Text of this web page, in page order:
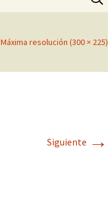
Máxima resolución (300 × 225)
Siguiente →